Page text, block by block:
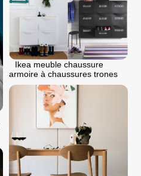
Ikea meuble chaussure
armoire à chaussures trones